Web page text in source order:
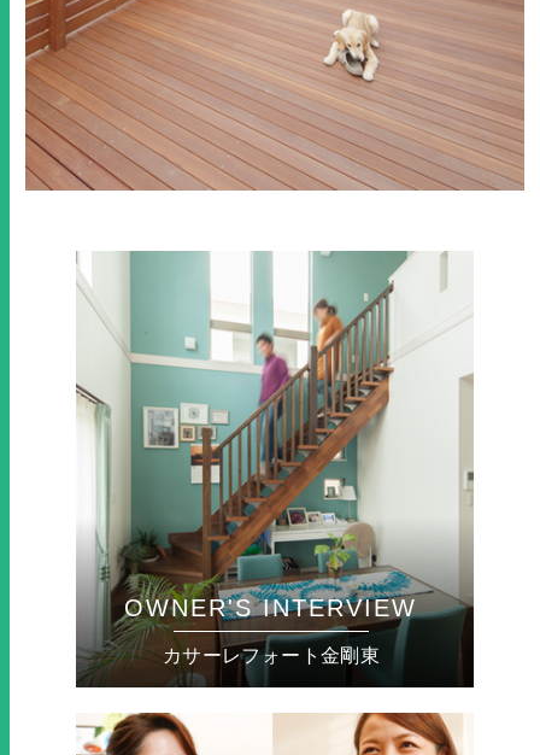
OWNER'S INTERVIEW
カサーレフォート金剛東